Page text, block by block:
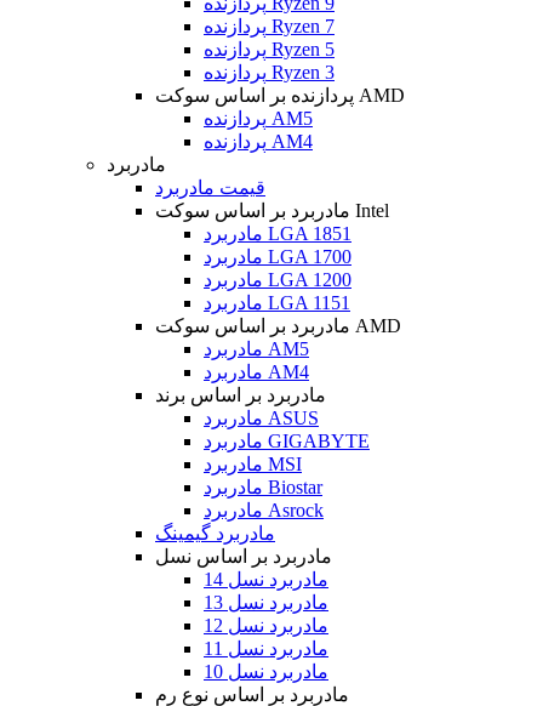
پردازنده Ryzen 7
پردازنده Ryzen 5
پردازنده Ryzen 3
پردازنده بر اساس سوکت AMD
پردازنده AM5
پردازنده AM4
مادربرد
قیمت مادربرد
مادربرد بر اساس سوکت Intel
مادربرد LGA 1851
مادربرد LGA 1700
مادربرد LGA 1200
مادربرد LGA 1151
مادربرد بر اساس سوکت AMD
مادربرد AM5
مادربرد AM4
مادربرد بر اساس برند
مادربرد ASUS
مادربرد GIGABYTE
مادربرد MSI
مادربرد Biostar
مادربرد Asrock
مادربرد گیمینگ
مادربرد بر اساس نسل
مادربرد نسل 14
مادربرد نسل 13
مادربرد نسل 12
مادربرد نسل 11
مادربرد نسل 10
مادربرد بر اساس نوع رم